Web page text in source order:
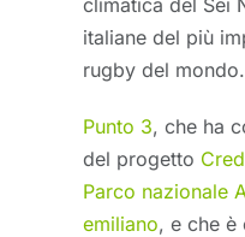
italiane del più
rugby del mondo.
Punto 3, che ha
del progetto
Parco nazionale
emiliano, e che è